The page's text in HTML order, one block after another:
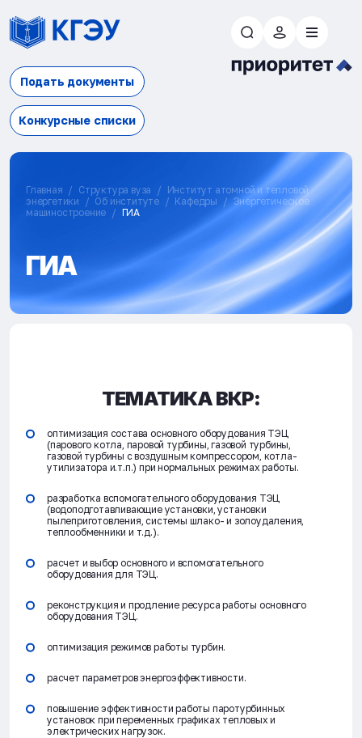
Подать документы
Конкурсные списки
Главная Структура вуза
Институт атомной и тепловой
энергетики
Об институте Кафедры
Энергетическое
машиностроение
ГИА
ГИА
ТЕМАТИКА ВКР:
оптимизация состава основного оборудования ТЭЦ
(парового котла, паровой турбины, газовой турбины,
газовой турбины с воздушным компрессором, котла-
утилизатора и.т.п.) при нормальных режимах работы.
разработка вспомогательного оборудования ТЭЦ
(водоподготавливающие установки, установки
пылеприготовления, системы шлако- и золоудаления,
теплообменники и т.д.).
расчет и выбор основного и вспомогательного
оборудования для ТЭЦ.
реконструкция и продление ресурса работы основного
оборудования ТЭЦ.
оптимизация режимов работы турбин.
расчет параметров энергоэффективности.
повышение эффективности работы паротурбинных
установок при переменных графиках тепловых и
электрических нагрузок.